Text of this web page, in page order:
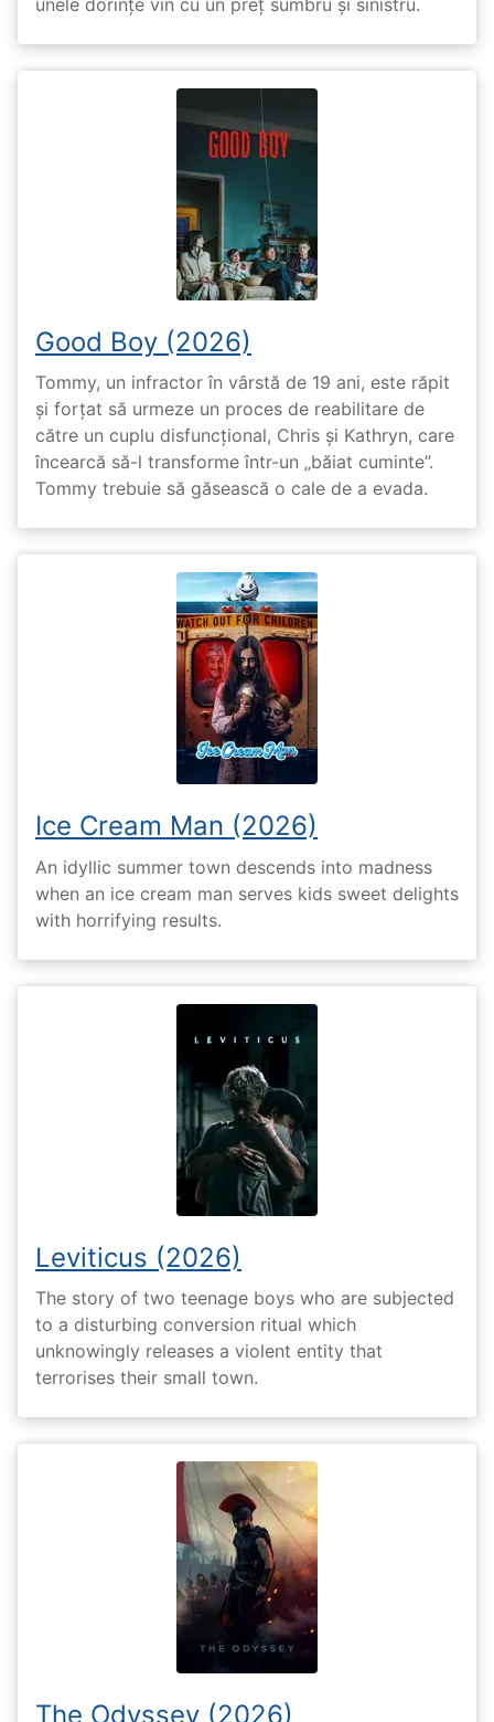
Good Boy (2026)
Tommy, un infractor în vârstă de 19 ani, este răpit
și forțat să urmeze un proces de reabilitare de
către un cuplu disfuncțional, Chris și Kathryn, care
încearcă să-l transforme într-un „băiat cuminte”.
Tommy trebuie să găsească o cale de a evada.
Ice Cream Man (2026)
An idyllic summer town descends into madness
when an ice cream man serves kids sweet delights
with horrifying results.
Leviticus (2026)
The story of two teenage boys who are subjected
to a disturbing conversion ritual which
unknowingly releases a violent entity that
terrorises their small town.
The Odyssey (2026)